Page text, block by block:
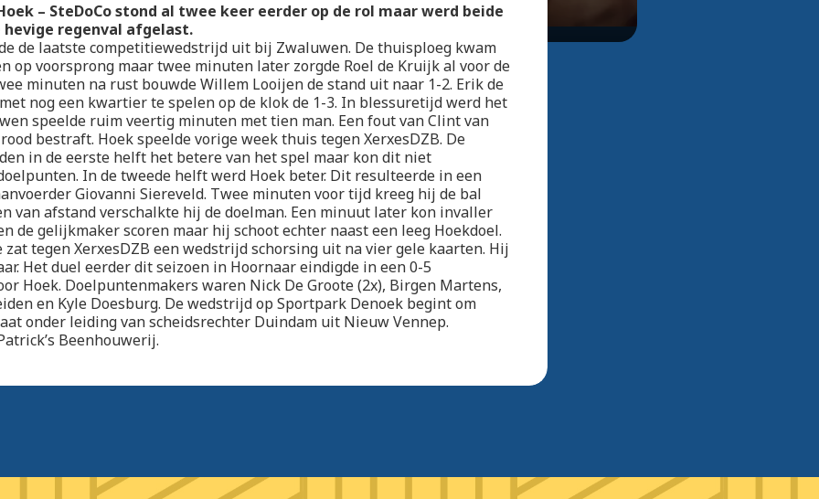
– SteDoCo stond al twee keer eerder op de rol maar werd beide
hevige regenval afgelast.
de laatste competitiewedstrijd uit bij Zwaluwen. De thuisploeg kwam
op voorsprong maar twee minuten later zorgde Roel de Kruijk al voor de
minuten na rust bouwde Willem Looijen de stand uit naar 1-2. Erik de
nog een kwartier te spelen op de klok de 1-3. In blessuretijd werd het
speelde ruim veertig minuten met tien man. Een fout van Clint van
bestraft. Hoek speelde vorige week thuis tegen XerxesDZB. De
in de eerste helft het betere van het spel maar kon dit niet
In de tweede helft werd Hoek beter. Dit resulteerde in een
Giovanni Siereveld. Twee minuten voor tijd kreeg hij de bal
van afstand verschalkte hij de doelman. Een minuut later kon invaller
de gelijkmaker scoren maar hij schoot echter naast een leeg Hoekdoel.
zat tegen XerxesDZB een wedstrijd schorsing uit na vier gele kaarten. Hij
Het duel eerder dit seizoen in Hoornaar eindigde in een 0-5
Hoek. Doelpuntenmakers waren Nick De Groote (2x), Birgen Martens,
en Kyle Doesburg. De wedstrijd op Sportpark Denoek begint om
onder leiding van scheidsrechter Duindam uit Nieuw Vennep.
Beenhouwerij.